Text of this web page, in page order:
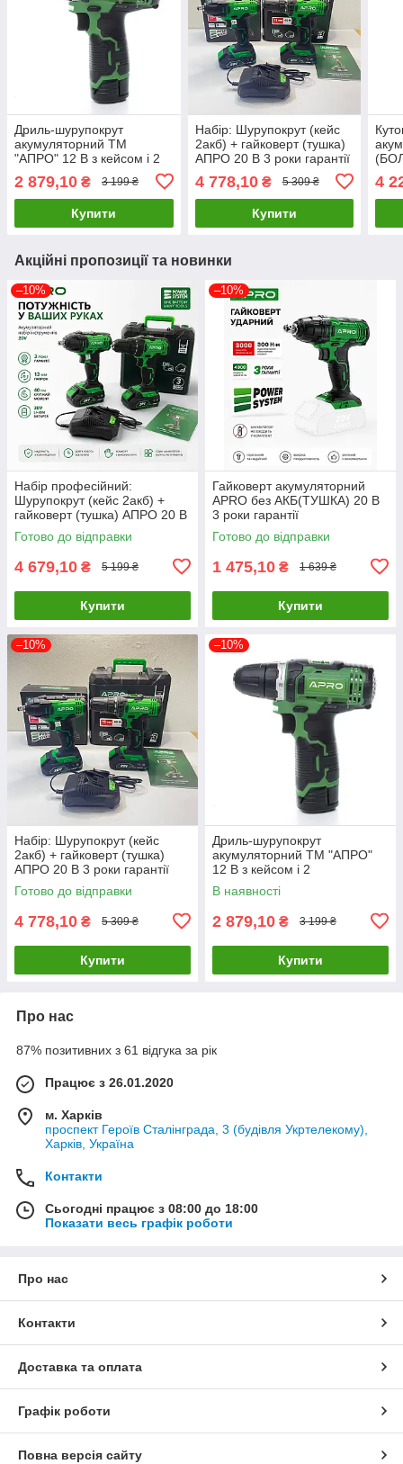
Дриль-шурупокрут
акумуляторний ТМ
"АПРО" 12 В з кейсом і 2
акумуляторами на 1,5 А
(APRO 885003)
2 879,10 ₴ 3 199 ₴
Купити
Набір: Шурупокрут (кейс
2акб) + гайковерт (тушка)
АПРО 20 В 3 роки гарантії
4 778,10₴ 5 309 ₴
Купити
4
Акційні пропозиції та новинки
–10%
Набір професійний:
Шурупокрут (кейс 2акб) +
гайковерт (тушка) АПРО 20 В
3 роки гарантії
Готово до відправки
4 679,10 ₴ 5 199 ₴
Купити
–10%
Гайковерт акумуляторний
APRO без АКБ(ТУШКА) 20 В
3 роки гарантії
Готово до відправки
1 475,10 ₴ 1 639 ₴
Купити
–10%
Набір: Шурупокрут (кейс
2акб) + гайковерт (тушка)
АПРО 20 В 3 роки гарантії
Готово до відправки
4 778,10 ₴ 5 309 ₴
Купити
–10%
Дриль-шурупокрут
акумуляторний ТМ "АПРО"
12 В з кейсом і 2
акумуляторами на 1,5 А
(APRO 885003)
В наявності
2 879,10 ₴ 3 199 ₴
Купити
Про нас
87% позитивних з 61 відгука за рік
Працює з 26.01.2020
м. Харків
проспект Героїв Сталінграда, 3 (будівля Укртелекому),
Харків, Україна
Контакти
Сьогодні працює з 08:00 до 18:00
Показати весь графік роботи
Про нас
Контакти
Доставка та оплата
Графік роботи
Повна версія сайту